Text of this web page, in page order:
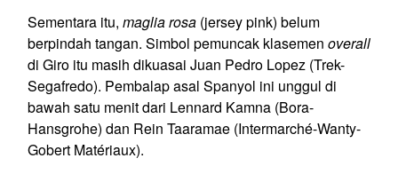
Sementara itu, maglia rosa (jersey pink) belum
berpindah tangan. Simbol pemuncak klasemen overall
di Giro itu masih dikuasai Juan Pedro Lopez (Trek-
Segafredo). Pembalap asal Spanyol ini unggul di
bawah satu menit dari Lennard Kamna (Bora-
Hansgrohe) dan Rein Taaramae (Intermarché-Wanty-
Gobert Matériaux).